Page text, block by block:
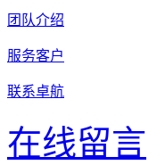
团队介绍
服务客户
联系卓航
在线留言